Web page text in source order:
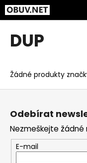
Přejít
na
obsah
DUP
Žádné produkty
K
o
o
p
o
t
ř
e
b
Z
Odebírat
Nezmeškejte žádné
E-mail